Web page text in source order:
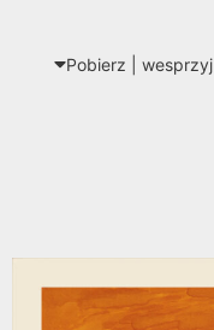
Pobierz | wes­przyj